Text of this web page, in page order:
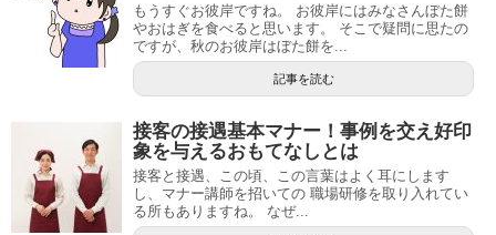
もうすぐお彼岸ですね。 お彼岸にはみなさんぼた餅
やおはぎを食べると思います。 そこで疑問に思たの
ですが、秋のお彼岸はぼた餅を...
記事を読む
接客の接遇基本マナー！事例を交え好印
象を与えるおもてなしとは
接客と接遇、この頃、この言葉はよく耳にします
し、マナー講師を招いての 職場研修を取り入れてい
る所もありますね。 なぜ...